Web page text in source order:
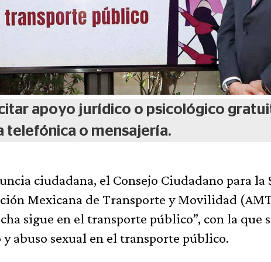
apoyo jurídico o psicológico
telefónica o mensajería.
ciudadana, el Consejo Ciudadano para la
Mexicana de Transporte y Movilidad
sigue en el transporte público”, con la que
abuso sexual en el transporte público.